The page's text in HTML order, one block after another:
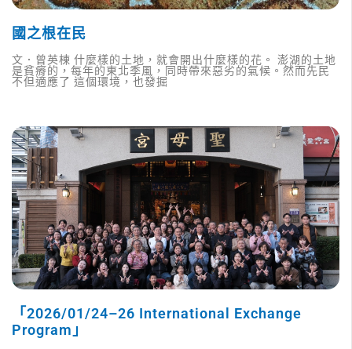
國之根在民
文．曾英棟 什麼樣的土地，就會開出什麼樣的花。 澎湖的土地
是貧瘠的，每年的東北季風，同時帶來惡劣的氣候。然而先民
不但適應了 這個環境，也發掘
「2026/01/24–26 International Exchange
Program」